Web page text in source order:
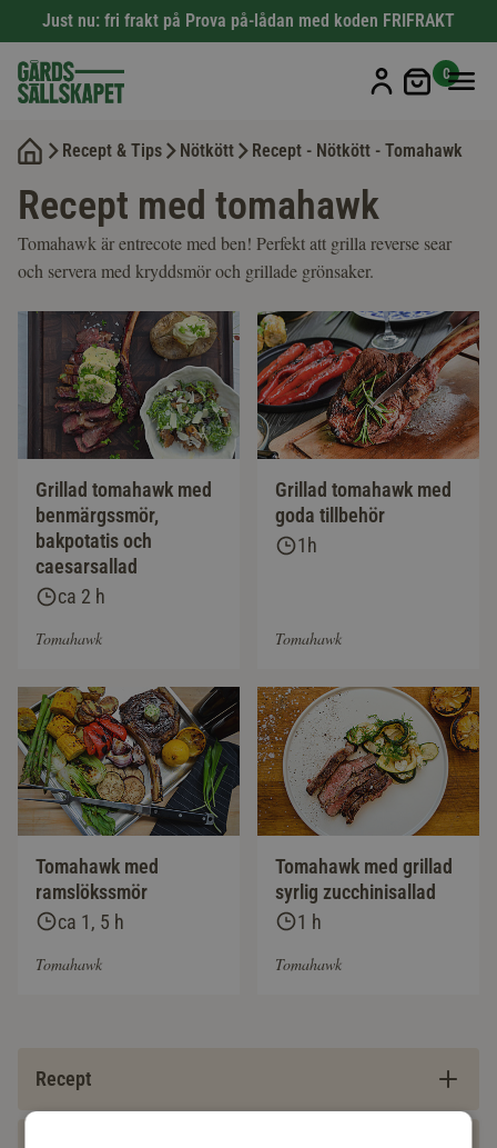
Just nu: fri frakt på Prova på-lådan med koden FRIFRAKT
Min
0
Recept & Tips Nötkött Recept - Nötkött - Tomahawk
Recept med tomahawk
Tomahawk är entrecote med ben! Perfekt att grilla reverse sear
och servera med kryddsmör och grillade grönsaker.
Grillad tomahawk med
benmärgssmör,
bakpotatis och
caesarsallad
ca 2 h
Tomahawk
Grillad tomahawk med
goda tillbehör
1h
Tomahawk
Tomahawk med
ramslökssmör
ca 1, 5 h
Tomahawk
Tomahawk med grillad
syrlig zucchinisallad
1 h
Tomahawk
Recept